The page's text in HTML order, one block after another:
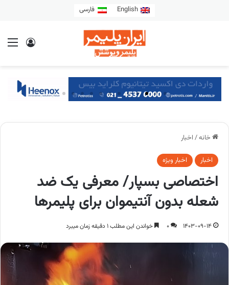
English فارسی
خانه/ اخبار
اخبار اخبار ویژه
اختصاصی بسپار/ معرفی یک ضد
شعله بدون آنتیموان برای پلیمرها
1403-09-14
0 خواندن این مطلب 1 دقیقه زمان میبرد